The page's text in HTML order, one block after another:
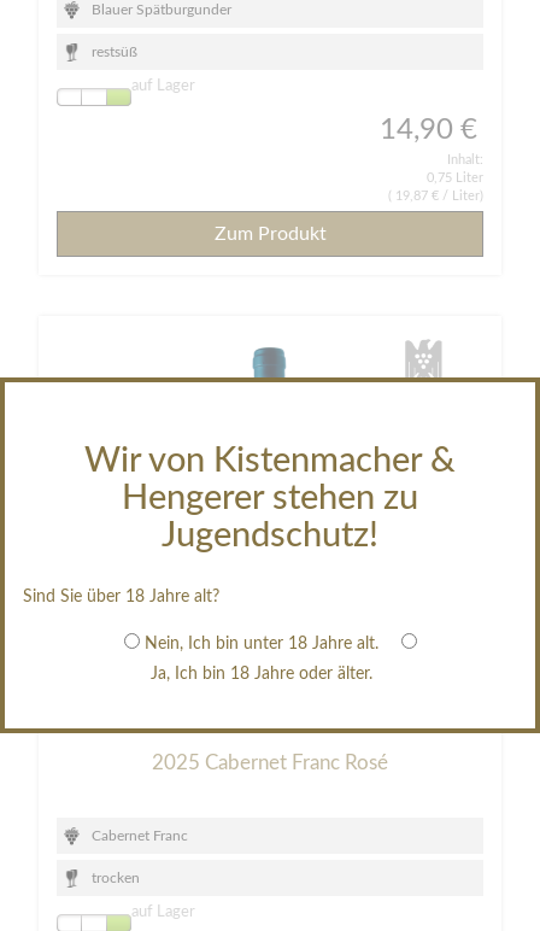
Wir von Kistenmacher &
Hengerer stehen zu
Jugendschutz!
Sind Sie über 18 Jahre alt?
Nein, Ich bin unter 18 Jahre alt.
Ja, Ich bin 18 Jahre oder älter.
Blauer Spätburgunder
restsüß
auf Lager
14,90 €
Inhalt:
0,75 Liter
19,87 € / Liter)
Zum Produkt
2025 Cabernet Franc Rosé
Cabernet Franc
trocken
auf Lager